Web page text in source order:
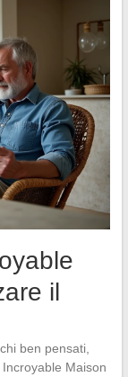
il
ben pensati,
Maison